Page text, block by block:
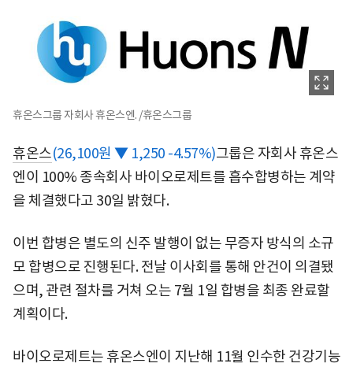
휴온스그룹 자회사 휴온스엔. /휴온스그룹
휴온스(26,100원 ▼ 1,250 -4.57%)그룹은 자회사 휴온스
엔이 100% 종속회사 바이오로제트를 흡수합병하는 계약
을 체결했다고 30일 밝혔다.
이번 합병은 별도의 신주 발행이 없는 무증자 방식의 소규
모 합병으로 진행된다. 전날 이사회를 통해 안건이 의결됐
으며, 관련 절차를 거쳐 오는 7월 1일 합병을 최종 완료할
계획이다.
바이오로제트는 휴온스엔이 지난해 11월 인수한 건강기능